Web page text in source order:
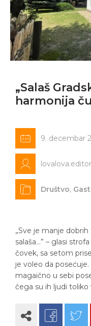
„Salaš
harmonija
9. decembar
lovalova.editor
Društvo,
„Sve je manje dobrih
salaša…” – glasi
čovek, sa setom
je voleo da
magaično u sebi
čega su ih ljudi toliko